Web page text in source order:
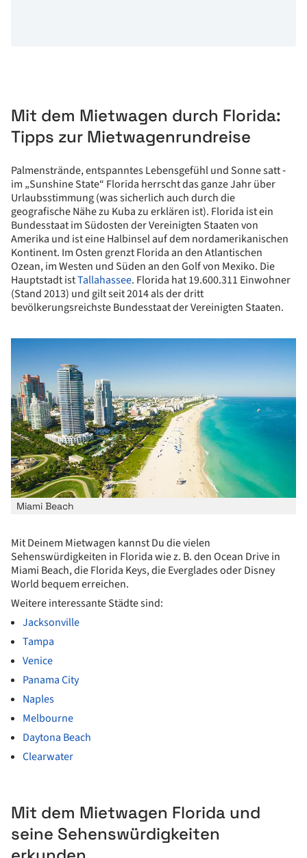
Mit dem Mietwagen durch Florida:
Tipps zur Mietwagenrundreise
Miami Beach
Palmenstrände, entspanntes Lebensgefühl und Sonne satt ‑
im „Sunshine State“ Florida herrscht das ganze Jahr über
Urlaubsstimmung (was sicherlich auch durch die
geografische Nähe zu Kuba zu erklären ist). Florida ist ein
Bundesstaat im Südosten der Vereinigten Staaten von
Amerika und ist eine Halbinsel auf dem nordamerikanischen
Kontinent. Im Osten grenzt Florida an den Atlantischen
Ozean, im Westen und Süden an den Golf von Mexiko. Die
Hauptstadt istTallahassee. Florida hat 19.600.311 Einwohner
(Stand 2013) und gilt seit 2014 als der dritt
bevölkerungsreichste Bundesstaat der Vereinigten Staaten.
Mit Deinem Mietwagen kannst Du die vielen
Sehenswürdigkeiten in Florida wie z. B. den Ocean Drive in
Miami Beach, die Florida Keys, die Everglades oder Disney
World bequem erreichen.
Weitere interessante Städte sind:
Jacksonville
Tampa
Venice
Panama City
Naples
Melbourne
Daytona Beach
Clearwater
Mit dem Mietwagen Florida und
seine Sehenswürdigkeiten